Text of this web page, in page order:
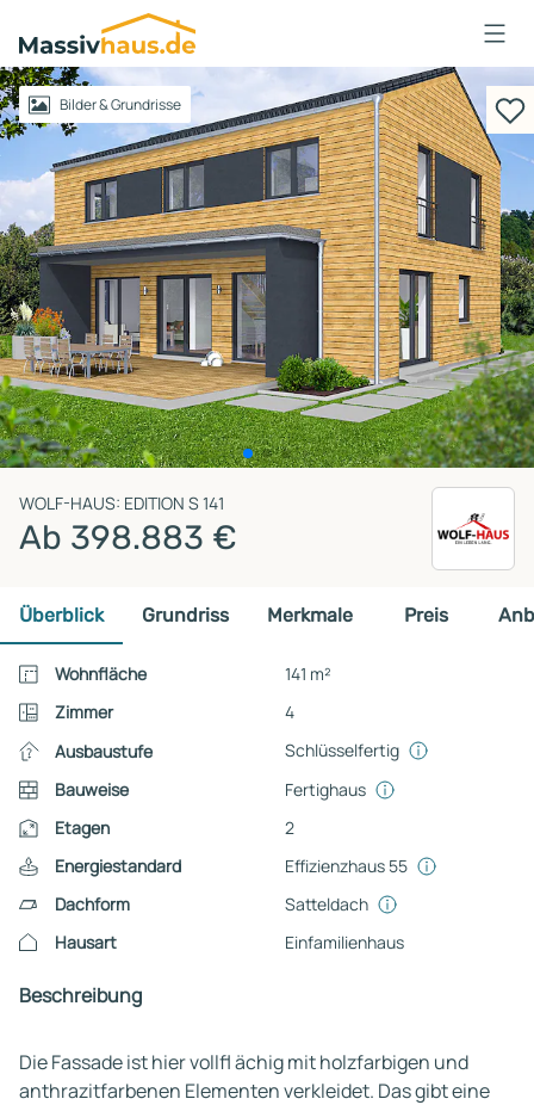
Massivhaus
Logo
AnmeldenBilder & Grundrisse
WOLF-HAUS: EDITION S 141
Ab 398.883 €
Überblick Grundriss Merkmale Preis
Wohnfläche
141 m²
Zimmer
4
Ausbaustufe
Schlüsselfertig
Bauweise
Fertighaus
Etagen
2
Energiestandard
Effizienzhaus 55
Dachform
Satteldach
Hausart
Einfamilienhaus
Beschreibung
Die Fassade ist hier vollfl ächig mit holzfarbigen und
anthrazitfarbenen Elementen verkleidet. Das gibt eine